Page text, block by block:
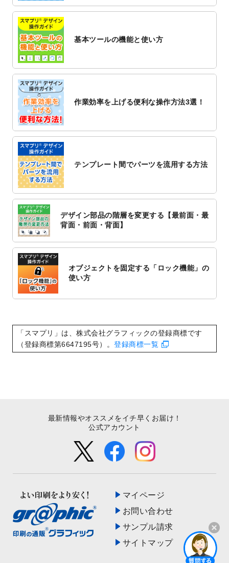
2022/11/25
【新商品】封筒が作成できるようになりま
2022/11/25
【新商品】クリアファイルが作成できるよ
2022/11/4
しました。
2022/10/26
レートを追加しました。
2022/10/26
追加しました。
2022/10/20
2022/10/14
年賀ポスターのデザインテンプレートを公
2022/10/6
チラシ作成からポスティング配布注文まで
2022/10/1
2023年版1月始まりのカレンダーデザイン
2022/9/21
コンサートのチラシデザインテンプレート
2022/9/5
年賀状のデザインテンプレート
2022/9/5
喪中はがきのデザインテンプレートを公開
2022/8/24
印刷用データの解像度
を引き上げまし
た！
基本ツールの機能と使い方
作業効率を上げる便利な操作方法3選！
テンプレート間でパーツを流用する方法
デザイン部品の階層を変更する【最前面・最
背面・前面・背面】
オブジェクトを固定する「ロック機能」の
使い方
「スマプリ」は、株式会社グラフィックの登録商標です
（登録商標第6647195号）。 登録商標一覧
マイページ
お問い合わせ
サンプル請求
サイトマップ
最新情報やオススメをイチ早くお届け！
公式アカウント
開く